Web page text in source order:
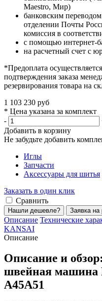
Maestro, Мир)
банковским
отделении Почты
комиссия в
с помощью интернет-
на расчетный счет с
*Предоплата
подтверждения заказа
резервирования товара на
1 103 230 руб
* Цена указана за комплект
-
Добавить в корзину
Не забудьте добавить
Иглы
Запчасти
Аксессуары для шитья
Заказать в один клик
Сравнить
Нашли дешевле? Заявка на
Описание Технические
KANSAI
Описание
Описание и
швейная машина
A45A51